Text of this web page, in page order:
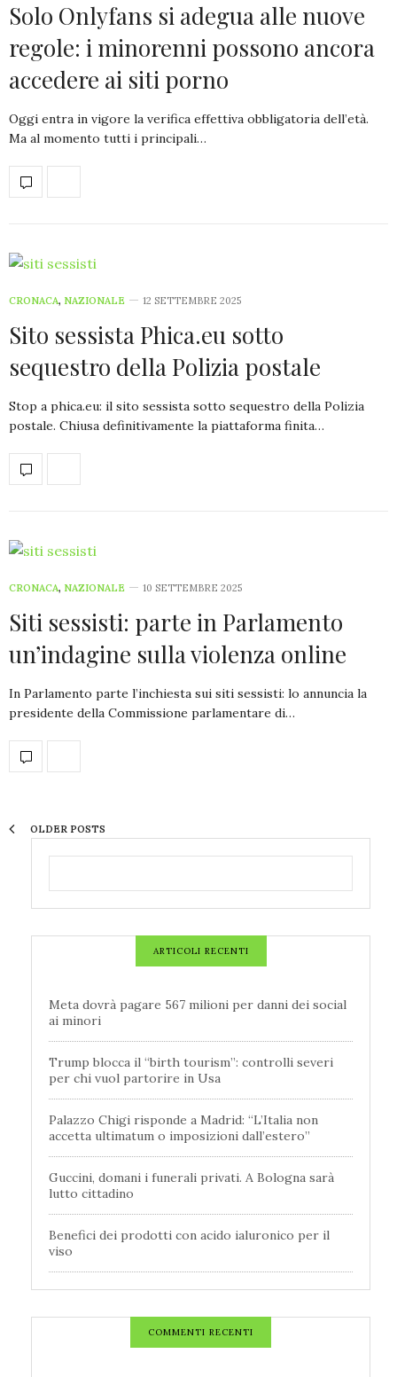
Solo Onlyfans si adegua alle nuove
regole: i minorenni possono ancora
accedere ai siti porno
Oggi entra in vigore la verifica effettiva obbligatoria dell’età.
Ma al momento tutti i principali…
CRONACA, NAZIONALE 12 SETTEMBRE 2025
Sito sessista Phica.eu sotto
sequestro della Polizia postale
Stop a phica.eu: il sito sessista sotto sequestro della Polizia
postale. Chiusa definitivamente la piattaforma finita…
CRONACA, NAZIONALE 10 SETTEMBRE 2025
Siti sessisti: parte in Parlamento
un’indagine sulla violenza online
In Parlamento parte l’inchiesta sui siti sessisti: lo annuncia la
presidente della Commissione parlamentare di…
OLDER POSTS
ARTICOLI RECENTI
Meta dovrà pagare 567 milioni per danni dei social
ai minori
Trump blocca il “birth tourism”: controlli severi
per chi vuol partorire in Usa
Palazzo Chigi risponde a Madrid: “L’Italia non
accetta ultimatum o imposizioni dall’estero”
Guccini, domani i funerali privati. A Bologna sarà
lutto cittadino
Benefici dei prodotti con acido ialuronico per il
viso
COMMENTI RECENTI